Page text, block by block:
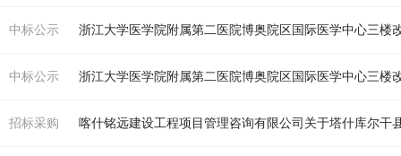
中标公示 浙江大学医学院附属第二医院博奥院区国际医学中心三楼
中标公示 浙江大学医学院附属第二医院博奥院区国际医学中心三楼
招标采购